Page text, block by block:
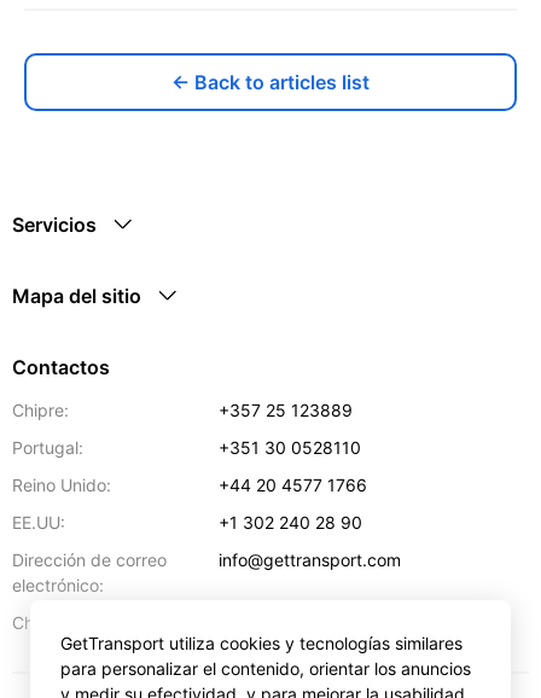
← Back to articles list
Servicios
Mapa del sitio
Contactos
Chipre:
+357 25 123889
Portugal:
+351 30 0528110
Reino Unido:
+44 20 4577 1766
EE.UU:
+1 302 240 28 90
Dirección de correo
electrónico:
info@gettransport.com
Chipre:
GetTransport utiliza cookies y tecnologías similares
para personalizar el contenido, orientar los anuncios
y medir su efectividad, y para mejorar la usabilidad